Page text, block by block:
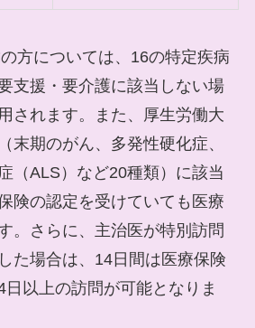
方については、16の特定疾病
支援・要介護に該当しない場
されます。また、厚生労働大
末期のがん、多発性硬化症、
（ALS）など20種類）に該当
険の認定を受けていても医療
。さらに、主治医が特別訪問
た場合は、14日間は医療保険
以上の訪問が可能となりま